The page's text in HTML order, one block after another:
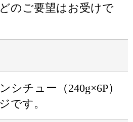
のご要望はお受けで
シチュー（240g×6P）
です。